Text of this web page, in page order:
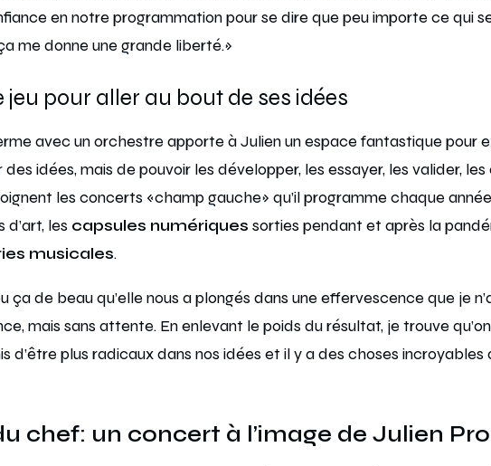
en notre programmation pour se dire que peu importe ce qui
me donne une grande liberté.»
jeu pour aller au bout de ses idées
avec un orchestre apporte à Julien un espace fantastique pour
des idées, mais de pouvoir les développer, les essayer, les valider, les
les concerts «champ gauche» qu’il programme chaque
les capsules numériques sorties pendant et après la
musicales.
ça de beau qu’elle nous a plongés dans une effervescence que je
mais sans attente. En enlevant le poids du résultat, je trouve
d’être plus radicaux dans nos idées et il y a des choses incroyables
chef: un concert à l’image de Julien